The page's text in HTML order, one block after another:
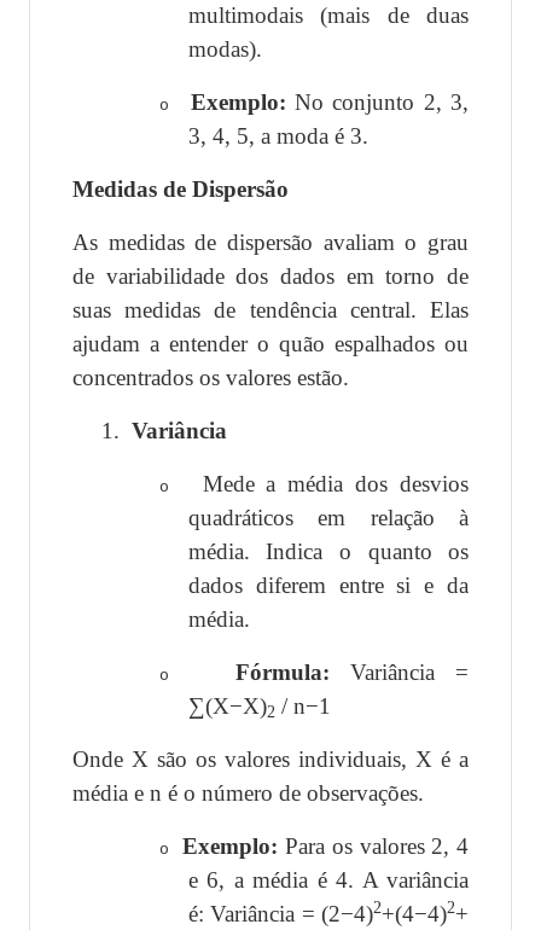
multimodais (mais de duas
modas).
o Exemplo: No conjunto 2, 3,
3, 4, 5, a moda é 3.
Medidas de Dispersão
As medidas de dispersão avaliam o grau
de variabilidade dos dados em torno de
suas medidas de tendência central. Elas
ajudam a entender o quão espalhados ou
concentrados os valores estão.
1. Variância
o
Mede a média dos desvios
quadráticos em relação à
média. Indica o quanto os
dados diferem entre si e da
média.
o Fórmula: Variância =
∑(X−X)2 / n−1
Onde X são os valores individuais, ­X é a
média e n é o número de observações.
o Exemplo: Para os valores 2, 4
e 6, a média é 4. A variância
é: Variância = (2−4)2+(4−4)2+